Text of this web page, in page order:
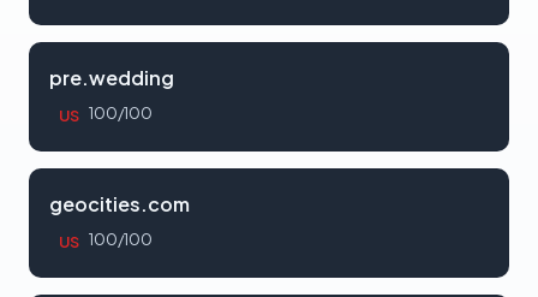
pre.wedding
US 100/100
geocities.com
US 100/100